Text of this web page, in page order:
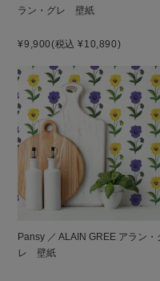
ラン・グレ 壁紙
¥9,900(税込 ¥10,890)
Pansy ／ ALAIN GREE アラン・
レ 壁紙